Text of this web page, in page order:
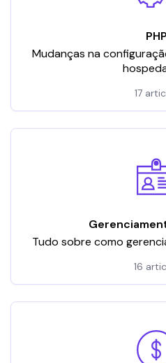
PHP
Mudanças na
17
Tudo sobre como
16